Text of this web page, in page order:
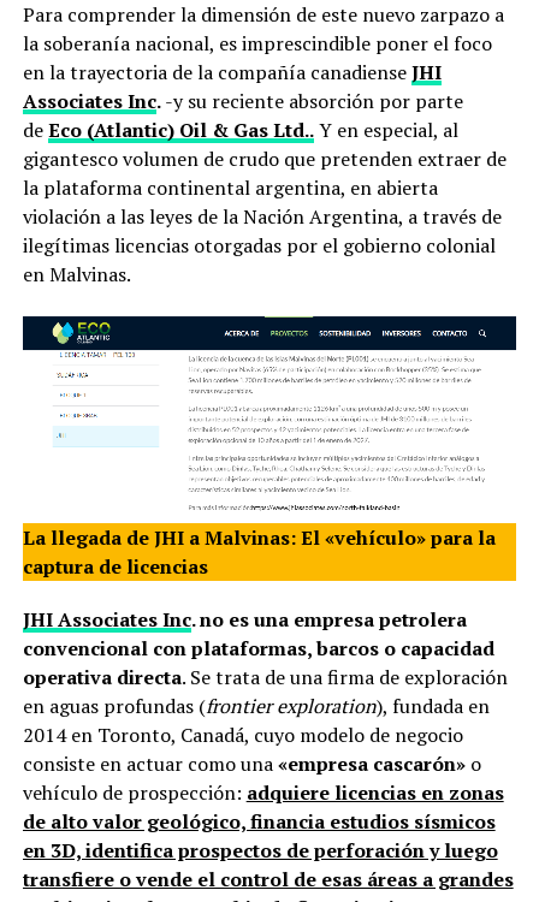
Para comprender la dimensión de este nuevo zarpazo a
la soberanía nacional, es imprescindible poner el foco
en la trayectoria de la compañía canadienseJHI
Associates Inc.-y su reciente absorción por parte
deEco (Atlantic) Oil & Gas Ltd..Y en especial, al
gigantesco volumen de crudo que pretenden extraer de
la plataforma continental argentina, en abierta
violación a las leyes de la Nación Argentina, a través de
ilegítimas licencias otorgadas por el gobierno colonial
en Malvinas.
La llegada de JHI a Malvinas: El «vehículo» para la
captura de licencias
JHI Associates Inc. no es una empresa petrolera
convencional con plataformas, barcos o capacidad
operativa directa. Se trata de una firma de exploración
en aguas profundas (frontier exploration), fundada en
2014 en Toronto, Canadá, cuyo modelo de negocio
consiste en actuar como una«empresa cascarón»o
vehículo de prospección: adquiere licencias en zonas
de alto valor geológico, financia estudios sísmicos
en 3D, identifica prospectos de perforación y luego
transfiere o vende el control de esas áreas a grandes